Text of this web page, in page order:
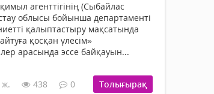
агенттігінің (Сыбайлас
облысы бойынша департаменті
қалыптастыру мақсатында
қосқан үлесім»
арасында эссе байқауын...
ж. 438 0 Толығырақ